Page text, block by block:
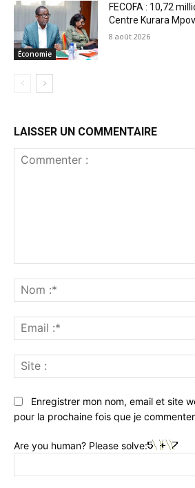
Économie
FECOFA : 10,72
Centre Kurara
8 août 2026
LAISSER UN COMMENTAIRE
Enregistrer mon nom, email et site
pour la prochaine fois que je
Are you human? Please solve: